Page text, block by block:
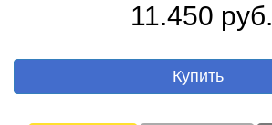
11.450 руб.
Купить